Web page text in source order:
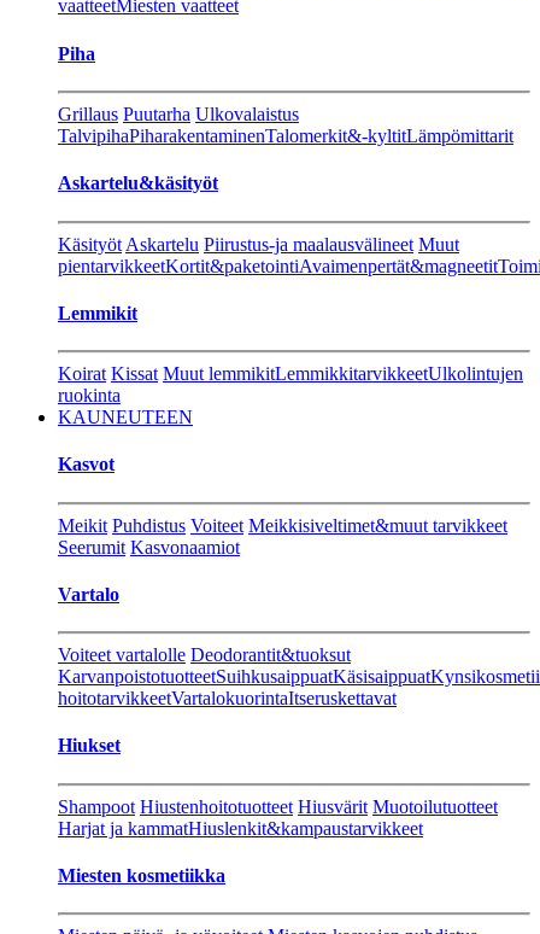
vaatteetMiesten vaatteet
Piha
Grillaus Puutarha Ulkovalaistus
TalvipihaPiharakentaminenTalomerkit&-kyltitLämpömittarit
Askartelu&käsityöt
Käsityöt Askartelu Piirustus-ja maalausvälineet Muut
pientarvikkeetKortit&paketointiAvaimenpertät&magneetit
Lemmikit
Koirat Kissat Muut lemmikitLemmikkitarvikkeetUlkolintujen
ruokinta
KAUNEUTEEN
Kasvot
Meikit Puhdistus Voiteet Meikkisiveltimet&muut tarvikkeet
Seerumit Kasvonaamiot
Vartalo
Voiteet vartalolle Deodorantit&tuoksut
KarvanpoistotuotteetSuihkusaippuatKäsisaippuat
hoitotarvikkeetVartalokuorintaItseruskettavat
Hiukset
Shampoot Hiustenhoitotuotteet Hiusvärit Muotoilutuotteet
Harjat ja kammatHiuslenkit&kampaustarvikkeet
Miesten kosmetiikka